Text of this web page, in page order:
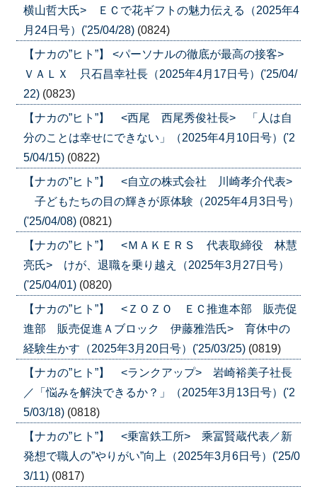
横山哲大氏> ＥＣで花ギフトの魅力伝える（2025年4
月24日号）('25/04/28) (0824)
【ナカの”ヒト”】 <パーソナルの徹底が最高の接客>
ＶＡＬＸ 只石昌幸社長（2025年4月17日号）('25/04/
22) (0823)
【ナカの”ヒト”】 <西尾 西尾秀俊社長> 「人は自
分のことは幸せにできない」（2025年4月10日号）('2
5/04/15) (0822)
【ナカの”ヒト”】 <自立の株式会社 川崎孝介代表>
子どもたちの目の輝きが原体験（2025年4月3日号）
('25/04/08) (0821)
【ナカの”ヒト”】 <ＭＡＫＥＲＳ 代表取締役 林慧
亮氏> けが、退職を乗り越え（2025年3月27日号）
('25/04/01) (0820)
【ナカの”ヒト”】 <ＺＯＺＯ ＥＣ推進本部 販売促
進部 販売促進Ａブロック 伊藤雅浩氏> 育休中の
経験生かす（2025年3月20日号）('25/03/25) (0819)
【ナカの”ヒト”】 <ランクアップ> 岩崎裕美子社長
／「悩みを解決できるか？」（2025年3月13日号）('2
5/03/18) (0818)
【ナカの”ヒト”】 <乗富鉄工所> 乘冨賢蔵代表／新
発想で職人の”やりがい”向上（2025年3月6日号）('25/0
3/11) (0817)